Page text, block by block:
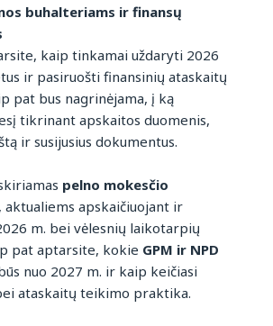
buhalteriams ir finansų
kaip tinkamai uždaryti 2026
ir pasiruošti finansinių ataskaitų
pat bus nagrinėjama, į ką
tikrinant apskaitos duomenis,
ir susijusius dokumentus.
pelno mokesčio
, aktualiems apskaičiuojant ir
m. bei vėlesnių laikotarpių
pat aptarsite, kokie GPM ir NPD
nuo 2027 m. ir kaip keičiasi
ataskaitų teikimo praktika.